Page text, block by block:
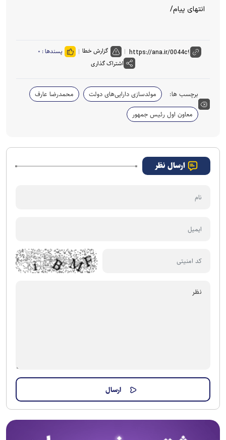
انتهای پیام/
گزارش خطا پسندها : ۰
اشتراک گذاری
برچسب ها: مولدسازی دارایی‌های دولت
محمدرضا عارف
معاون اول رئیس جمهور
ارسال نظر